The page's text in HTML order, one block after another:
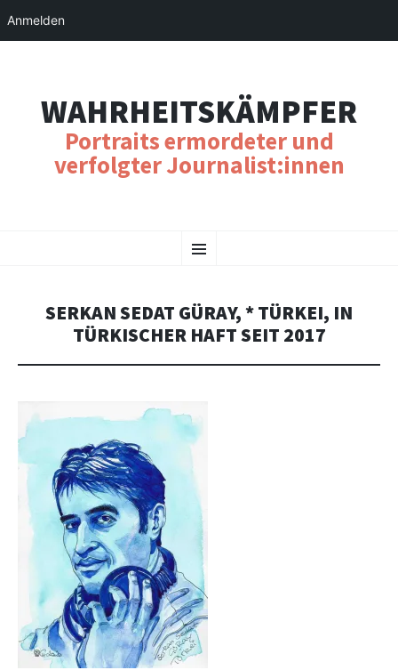
WAHRHEITSKÄMPFER
Portraits ermordeter und
verfolgter Journalist:innen
Menu
TO
SERKAN SEDAT GÜRAY, * TÜRKEI, IN
TÜRKISCHER HAFT SEIT 2017
Anmelden